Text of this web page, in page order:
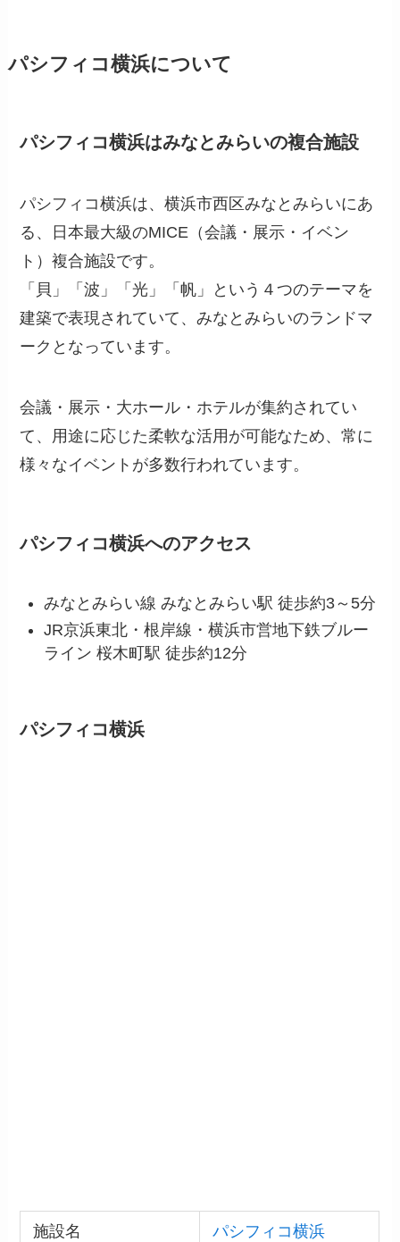
パシフィコ横浜について
パシフィコ横浜はみなとみらいの複合施設
パシフィコ横浜は、横浜市西区みなとみらいにあ
る、日本最大級のMICE（会議・展示・イベン
ト）複合施設です。
「貝」「波」「光」「帆」という４つのテーマを
建築で表現されていて、みなとみらいのランドマ
ークとなっています。
会議・展示・大ホール・ホテルが集約されてい
て、用途に応じた柔軟な活用が可能なため、常に
様々なイベントが多数行われています。
パシフィコ横浜へのアクセス
みなとみらい線 みなとみらい駅 徒歩約3～5分
JR京浜東北・根岸線・横浜市営地下鉄ブルー
ライン 桜木町駅 徒歩約12分
パシフィコ横浜
施設名 パシフィコ横浜